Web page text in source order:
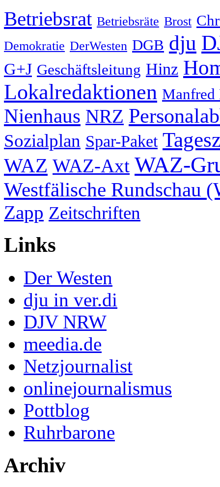
Betriebsrat Betriebsräte Brost
Demokratie DerWesten DGB dju
G+J Geschäftsleitung Hinz
Lokalredaktionen Manfred
Nienhaus NRZ
Sozialplan Spar-Paket
WAZ WAZ-Axt WAZ-
Westfälische Rundschau
Zapp Zeitschriften
Links
Der Westen
dju in ver.di
DJV NRW
meedia.de
Netzjournalist
onlinejournalismus
Pottblog
Ruhrbarone
Archiv